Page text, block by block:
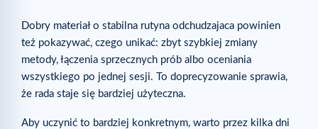
Dobry materiał o stabilna rutyna odchudzajaca powinien
też pokazywać, czego unikać: zbyt szybkiej zmiany
metody, łączenia sprzecznych prób albo oceniania
wszystkiego po jednej sesji. To doprecyzowanie sprawia,
że rada staje się bardziej użyteczna.
Aby uczynić to bardziej konkretnym, warto przez kilka dni